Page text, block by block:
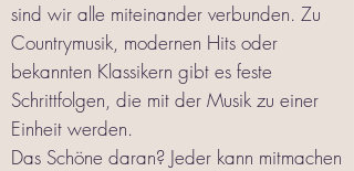
sind wir alle miteinander verbunden. Zu
Countrymusik, modernen Hits oder
bekannten Klassikern gibt es feste
Schrittfolgen, die mit der Musik zu einer
Einheit werden.
Das Schöne daran? Jeder kann mitmachen